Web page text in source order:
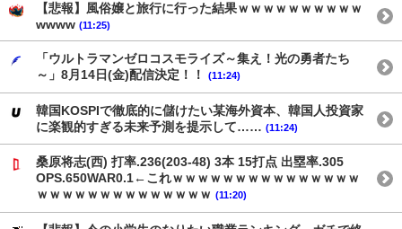
【悲報】風俗嬢と旅行に行った結果ｗｗｗｗｗｗｗｗｗｗ
wwww (11:25)
「ウルトラマンゼロコスモライズ～集え！光の勇者たち
～」8月14日(金)配信決定！！
(11:24)
韓国KOSPIで徹底的に儲けたい某海外資本、韓国人投資家
に楽観的すぎる未来予測を提示して…… (11:24)
桑原将志(西) 打率.236(203-48) 3本 15打点 出塁率.305
OPS.650WAR0.1←これｗｗｗｗｗｗｗｗｗｗｗｗｗｗｗ
ｗｗｗｗｗｗｗｗｗｗｗｗｗｗ (11:20)